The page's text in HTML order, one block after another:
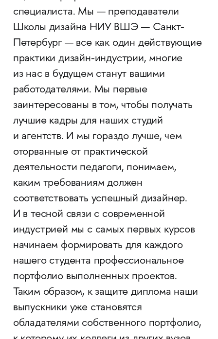
специалиста. Мы — преподаватели
Школы дизайна НИУ ВШЭ — Санкт-
Петербург — все как один действующие
практики дизайн-индустрии, многие
из нас в будущем станут вашими
работодателями. Мы первые
заинтересованы в том, чтобы получать
лучшие кадры для наших студий
и агентств. И мы гораздо лучше, чем
оторванные от практической
деятельности педагоги, понимаем,
каким требованиям должен
соответствовать успешный дизайнер.
И в тесной связи с современной
индустрией мы с самых первых курсов
начинаем формировать для каждого
нашего студента профессиональное
портфолио выполненных проектов.
Таким образом, к защите диплома наши
выпускники уже становятся
обладателями собственного портфолио,